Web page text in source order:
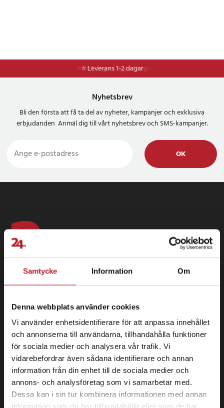
Samtycke Information Om
Denna webbplats använder cookies
Vi använder enhetsidentifierare för att anpassa innehållet
och annonserna till användarna, tillhandahålla funktioner
för sociala medier och analysera vår trafik. Vi
vidarebefordrar även sådana identifierare och annan
information från din enhet till de sociala medier och
annons- och analysföretag som vi samarbetar med.
Dessa kan i sin tur kombinera informationen med annan
information som du har tillhandahållit eller som de har
⭐ Leverans 1-2 dagar
⭐ 365 dagars öppet köp
Nyhetsbrev
Bli den första att få ta del av nyheter, kampanjer och exklusiva
erbjudanden Anmäl dig till vårt nyhetsbrev och SMS-kampanjer.
OK
24 se Sverige AB
Box 829
391 28 Kalmar
Information